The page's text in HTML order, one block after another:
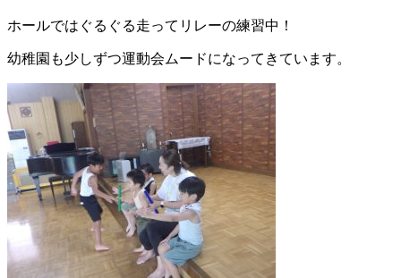
ホールではぐるぐる走ってリレーの練習中！
幼稚園も少しずつ運動会ムードになってきています。